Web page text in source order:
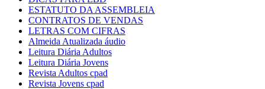
ESTATUTO DA ASSEMBLEIA
CONTRATOS DE VENDAS
LETRAS COM CIFRAS
Almeida Atualizada áudio
Leitura Diária Adultos
Leitura Diária Jovens
Revista Adultos cpad
Revista Jovens cpad